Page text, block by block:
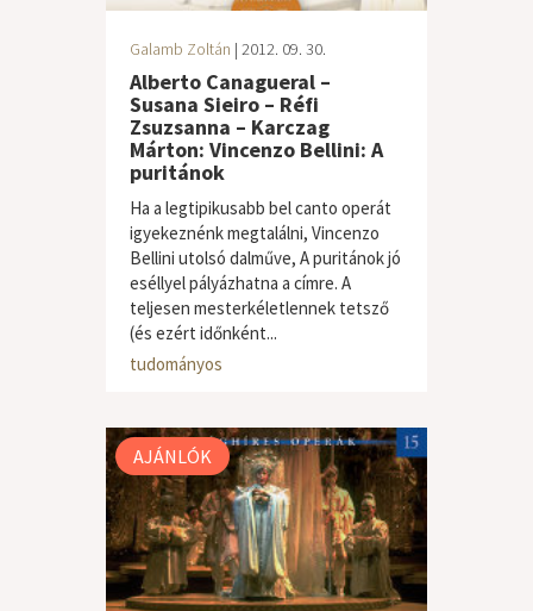
Galamb Zoltán | 2012. 09. 30.
Alberto Canagueral –
Susana Sieiro – Réfi
Zsuzsanna – Karczag
Márton: Vincenzo Bellini: A
puritánok
Ha a legtipikusabb bel canto operát
igyekeznénk megtalálni, Vincenzo
Bellini utolsó dalműve, A puritánok jó
eséllyel pályázhatna a címre. A
teljesen mesterkéletlennek tetsző
(és ezért időnként...
klasszikus zene,ismeretterjesztő /
tudományos
AJÁNLÓK